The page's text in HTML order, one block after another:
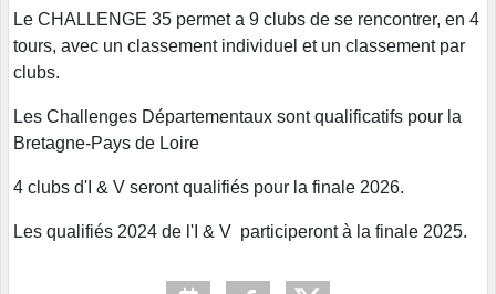
Le CHALLENGE 35 permet a 9 clubs de se rencontrer, en 4
tours, avec un classement individuel et un classement par
clubs.
Les Challenges Départementaux sont qualificatifs pour la
Bretagne-Pays de Loire
4 clubs d'I & V seront qualifiés pour la finale 2026.
Les qualifiés 2024 de l'I & V participeront à la finale 2025.